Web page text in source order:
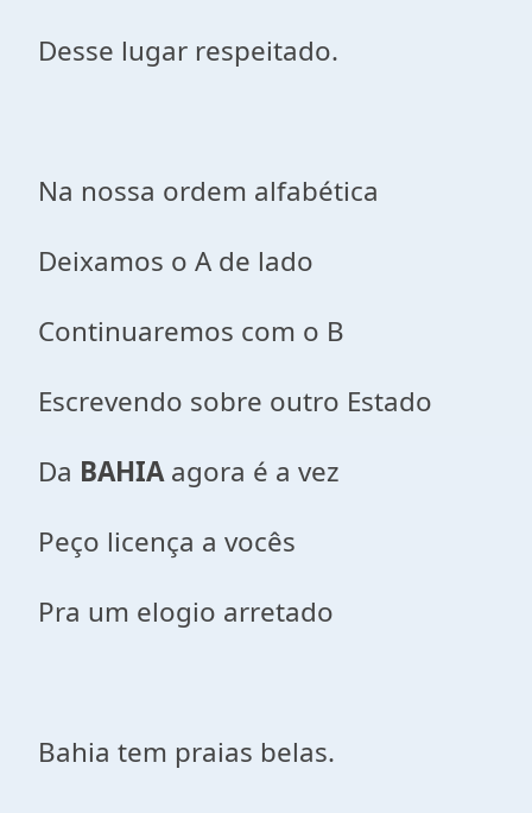
Desse lugar respeitado.
Na nossa ordem alfabética
Deixamos o A de lado
Continuaremos com o B
Escrevendo sobre outro Estado
Da BAHIAagora é a vez
Peço licença a vocês
Pra um elogio arretado
Bahia tem praias belas.